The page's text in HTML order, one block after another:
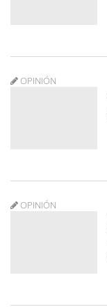
OPINIÓN
OPINIÓN